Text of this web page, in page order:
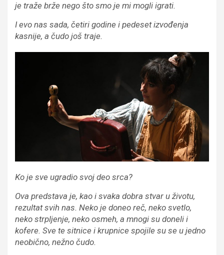
je traže brže nego što smo je mi mogli igrati.
I evo nas sada, četiri godine i pedeset izvođenja
kasnije, a čudo još traje.
Ko je sve ugradio svoj deo srca?
Ova predstava je, kao i svaka dobra stvar u životu,
rezultat svih nas. Neko je doneo reč, neko svetlo,
neko strpljenje, neko osmeh, a mnogi su doneli i
kofere. Sve te sitnice i krupnice spojile su se u jedno
neobično, nežno čudo.